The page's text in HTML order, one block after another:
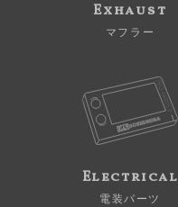
Exhaust
マフラー
Electrical
電装パーツ